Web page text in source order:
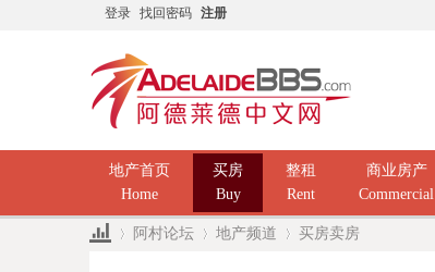
登录 找回密码 注册
地产首页
Home
买房
Buy
整租
Rent
商业房产
Commercial
阿村论坛 地产频道 买房卖房